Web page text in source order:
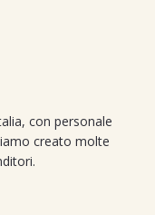
con personale
creato molte